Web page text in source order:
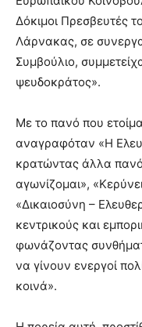
Δόκιμοι Πρεσβευτές
Λάρνακας, σε
Συμβούλιο,
ψευδοκράτος».
Με το πανό που
αναγραφόταν «Η
κρατώντας άλλα
αγωνίζομαι»,
«Δικαιοσύνη –
κεντρικούς και
φωνάζοντας
να γίνουν ενεργοί
κοινά».